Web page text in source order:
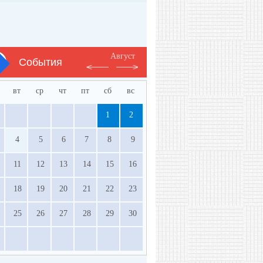
События
Август
вт ср чт пт сб вс
1 2
4 5 6 7 8 9
11 12 13 14 15 16
18 19 20 21 22 23
25 26 27 28 29 30